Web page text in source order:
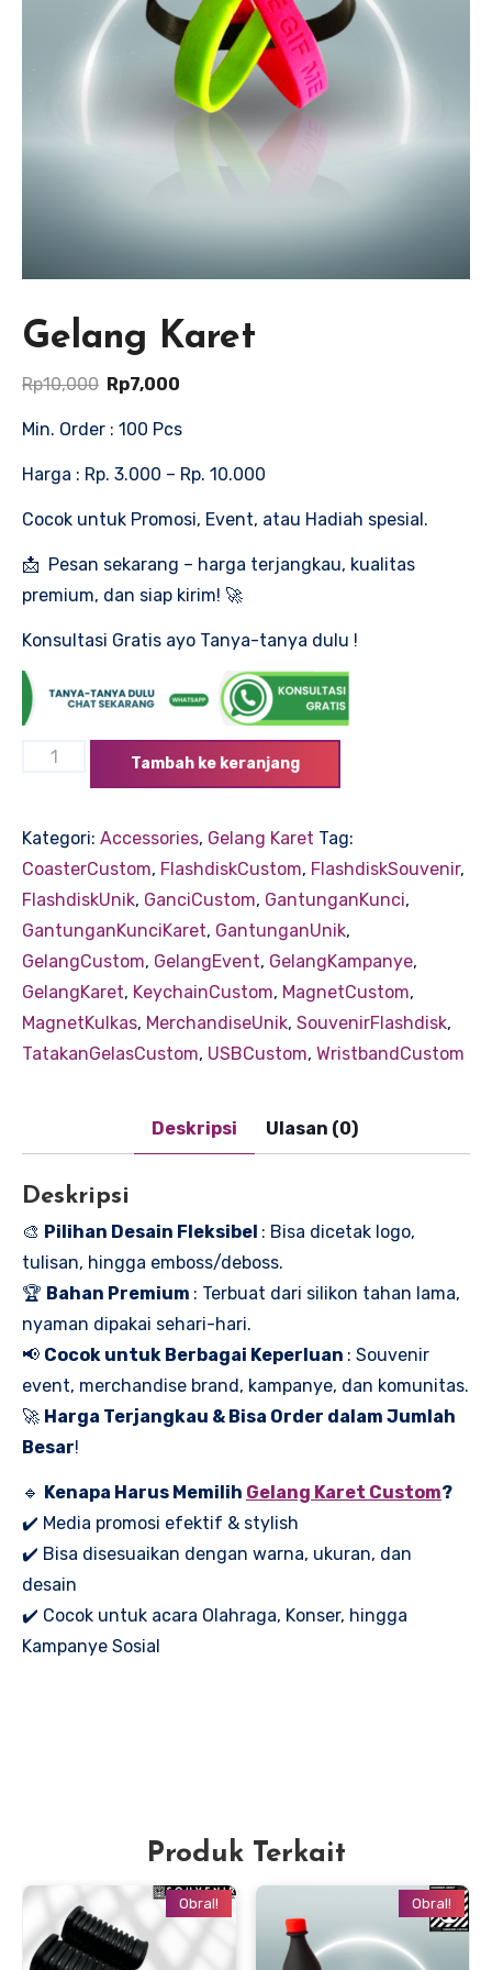
Gelang Karet
Rp10,000 Harga
Rp10,000.
Rp7,000
adalah:
Min. Order : 100 Pcs
Harga : Rp. 3.000 – Rp. 10.000
Cocok untuk Promosi, Event, atau Hadiah spesial.
📩 Pesan sekarang – harga terjangkau, kualitas
premium, dan siap kirim! 🚀
Konsultasi Gratis ayo Tanya-tanya dulu !
Kuantitas
Tambah ke keranjang
Kategori: Accessories, Gelang Karet Tag:
CoasterCustom, FlashdiskCustom, FlashdiskSouvenir,
FlashdiskUnik, GanciCustom, GantunganKunci,
GantunganKunciKaret, GantunganUnik,
GelangCustom, GelangEvent, GelangKampanye,
GelangKaret, KeychainCustom, MagnetCustom,
MagnetKulkas, MerchandiseUnik, SouvenirFlashdisk,
TatakanGelasCustom, USBCustom, WristbandCustom
Deskripsi Ulasan (0)
Deskripsi
🎨 Pilihan Desain Fleksibel : Bisa dicetak logo,
tulisan, hingga emboss/deboss.
🏆 Bahan Premium : Terbuat dari silikon tahan lama,
nyaman dipakai sehari-hari.
📢 Cocok untuk Berbagai Keperluan : Souvenir
event, merchandise brand, kampanye, dan komunitas.
🚀 Harga Terjangkau & Bisa Order dalam Jumlah
Besar!
🔹 Kenapa Harus Memilih Gelang Karet Custom?
✔️ Media promosi efektif & stylish
✔️ Bisa disesuaikan dengan warna, ukuran, dan
desain
✔️ Cocok untuk acara Olahraga, Konser, hingga
Kampanye Sosial
Produk Terkait
Obral! Obral!